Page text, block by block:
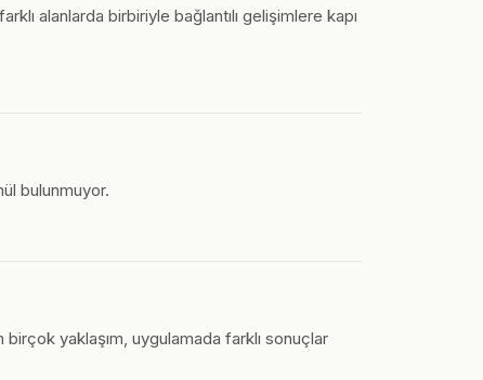
alanlarda birbiriyle bağlantılı gelişimlere kapı
bulunmuyor.
yaklaşım, uygulamada farklı sonuçlar